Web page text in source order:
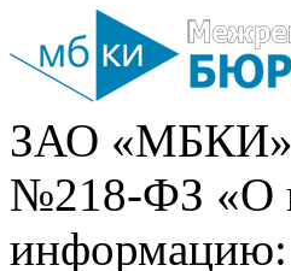
ЗАО «МБКИ»
№218-ФЗ «О
информацию: